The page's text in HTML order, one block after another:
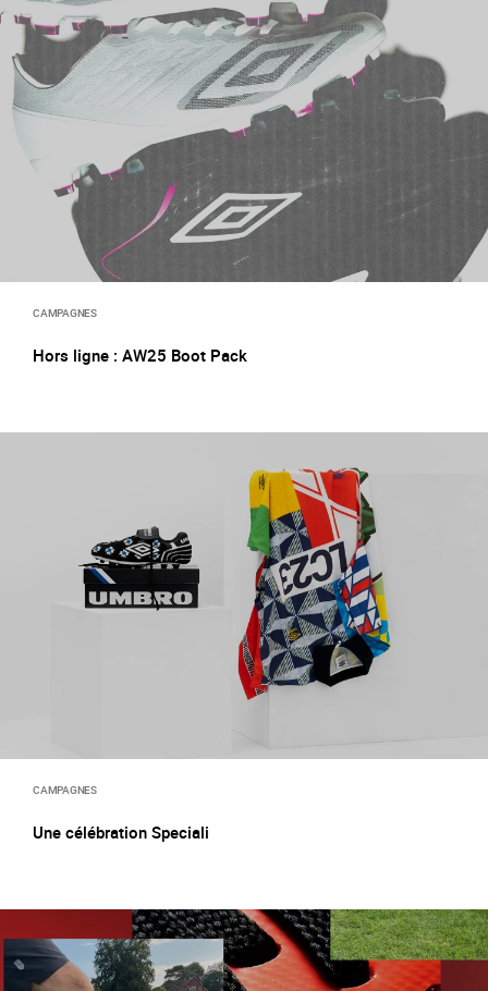
CAMPAGNES
Hors ligne : AW25 Boot Pack
CAMPAGNES
Une célébration Speciali